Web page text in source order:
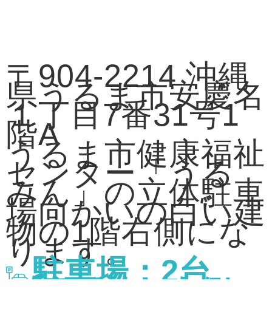
〒904-2214 沖縄
県うるま市安慶名
１丁目7番31号1
階A
うるま市健康福祉
センター「うる
みん」の立体駐車
場向かいの白い建
物の1階右側にな
ります。
駐車場：2台